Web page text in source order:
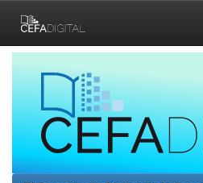
navigation